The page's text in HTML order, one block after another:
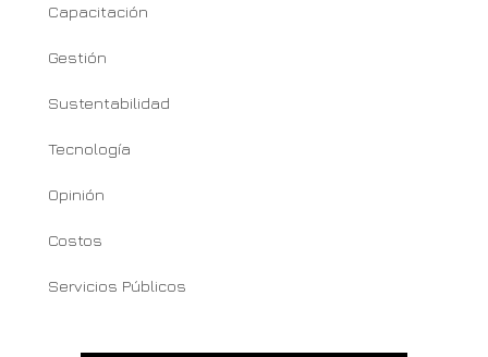
Capacitación
Gestión
Sustentabilidad
Tecnología
Opinión
Costos
Servicios Públicos